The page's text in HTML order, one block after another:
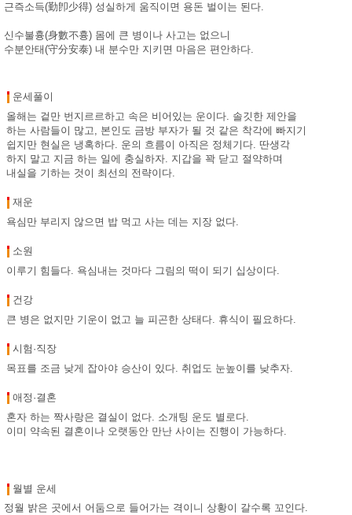
근즉소득(勤卽少得) 성실하게 움직이면 용돈 벌이는 된다.
신수불흉(身數不흉) 몸에 큰 병이나 사고는 없으니
수분안태(守分安泰) 내 분수만 지키면 마음은 편안하다.
운세풀이
올해는 겉만 번지르르하고 속은 비어있는 운이다. 솔깃한 제안을
하는 사람들이 많고, 본인도 금방 부자가 될 것 같은 착각에 빠지기
쉽지만 현실은 냉혹하다. 운의 흐름이 아직은 정체기다. 딴생각
하지 말고 지금 하는 일에 충실하자. 지갑을 꽉 닫고 절약하며
내실을 기하는 것이 최선의 전략이다.
재운
욕심만 부리지 않으면 밥 먹고 사는 데는 지장 없다.
소원
이루기 힘들다. 욕심내는 것마다 그림의 떡이 되기 십상이다.
건강
큰 병은 없지만 기운이 없고 늘 피곤한 상태다. 휴식이 필요하다.
시험·직장
목표를 조금 낮게 잡아야 승산이 있다. 취업도 눈높이를 낮추자.
애정·결혼
혼자 하는 짝사랑은 결실이 없다. 소개팅 운도 별로다.
이미 약속된 결혼이나 오랫동안 만난 사이는 진행이 가능하다.
월별 운세
정월 밝은 곳에서 어둠으로 들어가는 격이니 상황이 갈수록 꼬인다.